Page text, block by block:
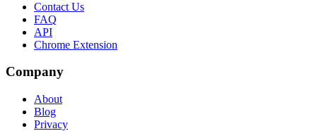
Contact Us
FAQ
API
Chrome Extension
Company
About
Blog
Privacy